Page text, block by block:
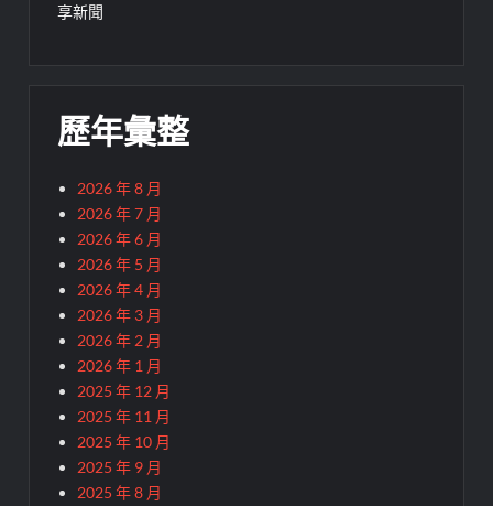
享新聞
歷年彙整
2026 年 8 月
2026 年 7 月
2026 年 6 月
2026 年 5 月
2026 年 4 月
2026 年 3 月
2026 年 2 月
2026 年 1 月
2025 年 12 月
2025 年 11 月
2025 年 10 月
2025 年 9 月
2025 年 8 月